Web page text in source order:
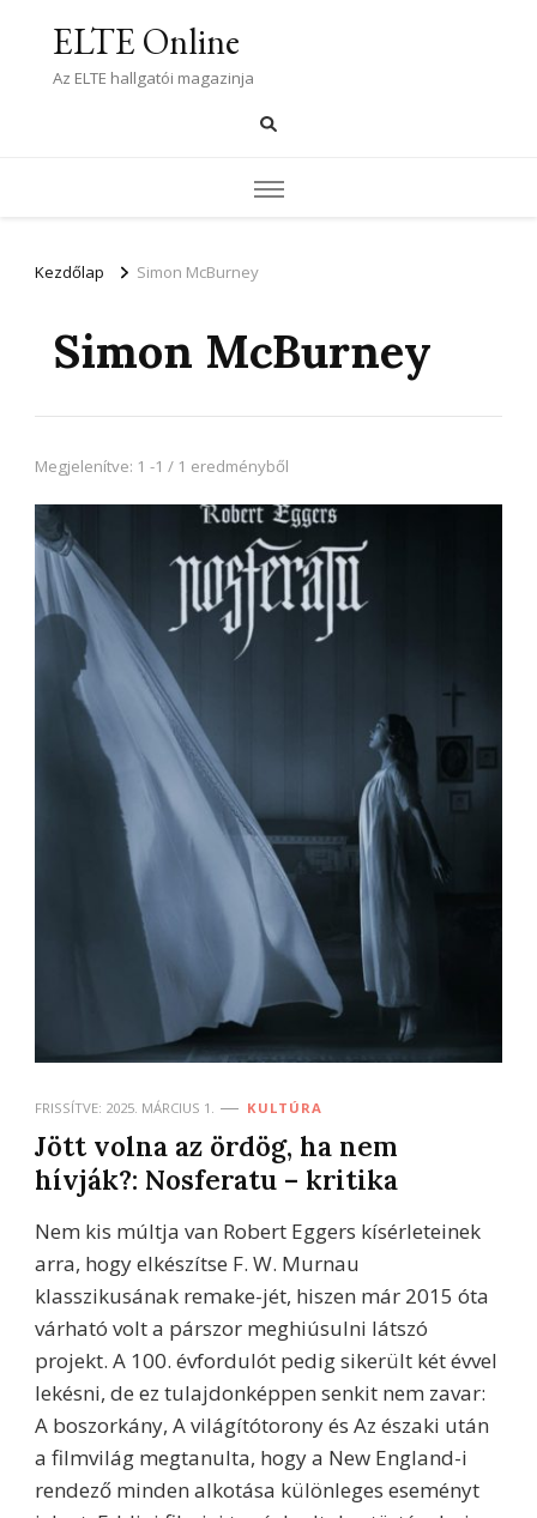
ELTE Online
Az ELTE hallgatói magazinja
Kezdőlap Simon McBurney
Simon McBurney
Megjelenítve: 1 -1 / 1 eredményből
FRISSÍTVE: 2025. MÁRCIUS 1. KULTÚRA
Jött volna az ördög, ha nem
hívják?: Nosferatu – kritika
Nem kis múltja van Robert Eggers kísérleteinek
arra, hogy elkészítse F. W. Murnau
klasszikusának remake-jét, hiszen már 2015 óta
várható volt a párszor meghiúsulni látszó
projekt. A 100. évfordulót pedig sikerült két évvel
lekésni, de ez tulajdonképpen senkit nem zavar:
A boszorkány, A világítótorony és Az északi után
a filmvilág megtanulta, hogy a New England-i
rendező minden alkotása különleges eseményt